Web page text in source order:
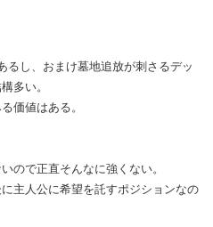
るし、おまけ墓地追放が刺さるデッ
多い。
価値はある。
ので正直そんなに強くない。
主人公に希望を託すポジションなの